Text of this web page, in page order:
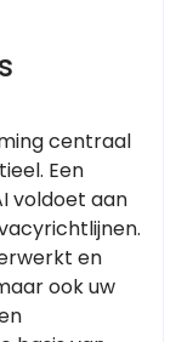
centraal
Een
voldoet aan
en
ook uw